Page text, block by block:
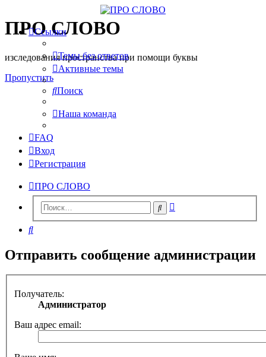
ПРО СЛОВО
изследования пространства при помощи буквы
Пропустить
Ссылки
Темы без ответов
Активные темы
Поиск
Наша команда
FAQ
Вход
Регистрация
ПРО СЛОВО
Поиск
Поиск
Отправить сообщение администрации
Получатель:
Администратор
Ваш адрес email: